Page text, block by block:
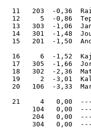
11   203  -0,36
12     5  -0,86
13   303  -1,06
14   301  -1,48
15   201  -1,50
16     6  -1,52
17   305  -1,66
18   302  -2,36
19     2  -3,01
20   106  -3,33
21     4   0,00
104   0,00
204   0,00